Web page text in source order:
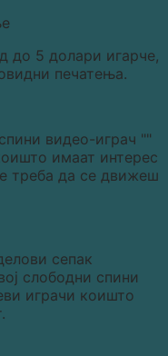
до 5 долари игарче,
печатења.
видео-играч ""
имаат интерес
треба да се движеш
сепак
слободни спини
играчи коишто